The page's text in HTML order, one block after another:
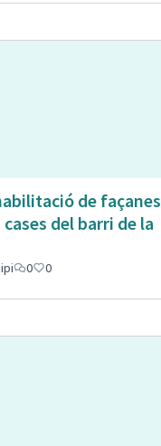
de façanes
del barri de la
0 0